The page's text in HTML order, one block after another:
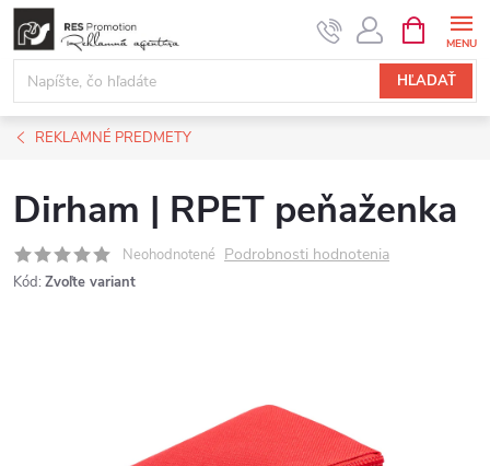
Prejsť
obsah
HĽADAŤ
KOŠÍK
REKLAMNÉ PREDMETY
Dirham | RPET peňaženka
Neohodnotené Podrobnosti hodnotenia
Kód: Zvoľte variant